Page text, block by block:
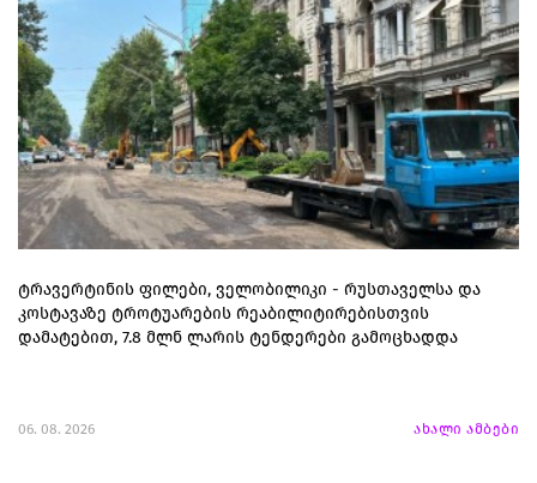
ტრავერტინის ფილები, ველობილიკი - რუსთაველსა და
კოსტავაზე ტროტუარების რეაბილიტირებისთვის
დამატებით, 7.8 მლნ ლარის ტენდერები გამოცხადდა
06. 08. 2026 ახალი ამბები